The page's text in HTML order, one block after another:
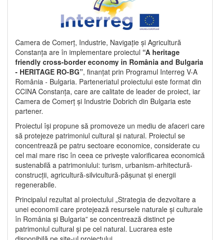
Camera de Comerț, Industrie, Navigație și Agricultură
Constanța are în implementare proiectul “A heritage
friendly cross-border economy in România and Bulgaria
- HERITAGE RO-BG”, finanțat prin Programul Interreg V-A
România - Bulgaria. Parteneriatul proiectului este format din
CCINA Constanța, care are calitate de leader de proiect, iar
Camera de Comerț și Industrie Dobrich din Bulgaria este
partener.
Proiectul își propune să promoveze un mediu de afaceri care
să protejeze patrimoniul cultural și natural. Proiectul se
concentrează pe patru sectoare economice, considerate cu
cel mai mare risc în ceea ce privește valorificarea economică
sustenabilă a patrimoniului: turism, urbanism-arhitectură-
construcții, agricultură-silvicultură-pășunat și energii
regenerabile.
Principalul rezultat al proiectului „Strategia de dezvoltare a
unei economii care protejează resursele naturale și culturale
în România și Bulgaria” se concentrează distinct pe
patrimoniul cultural și pe cel natural. Lucrarea este